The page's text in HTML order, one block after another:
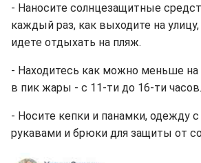
- Наносите солнцезащитные
каждый раз, как выходите на
идете отдыхать на пляж.
- Находитесь как можно меньше на
в пик жары - с 11-ти до 16-ти часов.
- Носите кепки и панамки, одежду
рукавами и брюки для защиты от